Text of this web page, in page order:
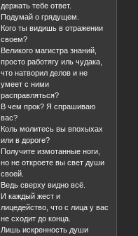
держать тебе ответ.
Подумай о грядущем.
Кого ты видишь в отражении
своем?
Великого магистра знаний,
просто работягу иль чудака,
что натворил делов и не
умеет с ними
расправляться?
В чем прок? Я спрашиваю
вас?
Коль молитесь вы впохыхах
или в дороге?
Получите измотанные ноги,
но не откроете вы свет души
своей.
Ведь сверху видно всё.
И каждый жест и
лицедейство, что с лица у вас
не сходит до конца.
Лишь искренность души